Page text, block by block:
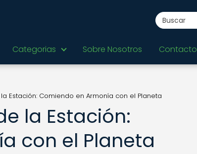
Categorias Sobre Nosotros Contacto
Estación: Comiendo en Armonía con el Planeta
la Estación:
con el Planeta